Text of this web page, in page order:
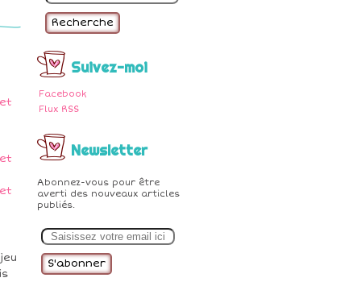
Recherche
Suivez-moi
Facebook
Flux RSS
Newsletter
Abonnez-vous pour être
averti des nouveaux articles
publiés.
m